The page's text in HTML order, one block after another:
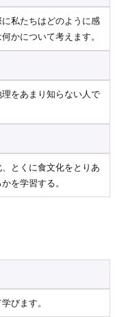
私たちはどのように感
かについて考えます。
をあまり知らない人で
とくに食文化をとりあ
を学習する。
びます。